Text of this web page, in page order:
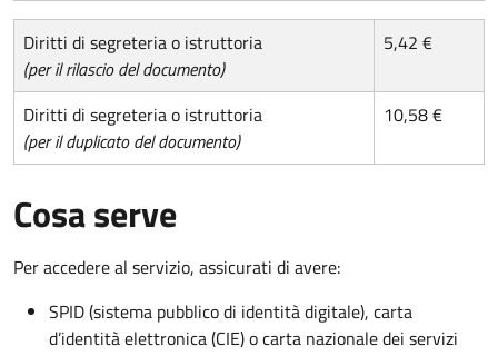
Diritti di segreteria o istruttoria
(per il rilascio del documento)
5,42 €
Diritti di segreteria o istruttoria
(per il duplicato del documento)
10,58 €
Cosa serve
Per accedere al servizio, assicurati di avere:
SPID (sistema pubblico di identità digitale), carta
d’identità elettronica (CIE) o carta nazionale dei servizi